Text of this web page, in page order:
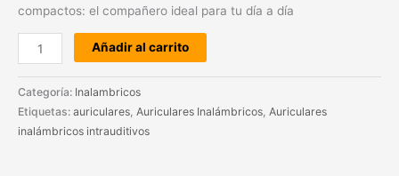
compactos: el compañero ideal para tu día a día
Añadir al carrito
Categoría: Inalambricos
Etiquetas: auriculares Auriculares Inalámbricos Auriculares
inalámbricos intrauditivos